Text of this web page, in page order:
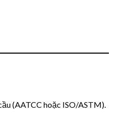
(AATCC hoặc ISO/ASTM).